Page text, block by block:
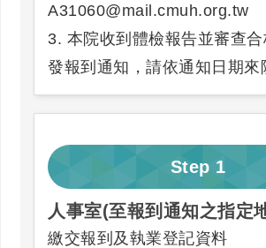
A31060@mail.cmuh.org.tw
3. 本院收到體檢報告並審查
發報到通知，請依通知日期來
Step 1
人事室(至報到通知之指定
繳交報到及執業登記資料